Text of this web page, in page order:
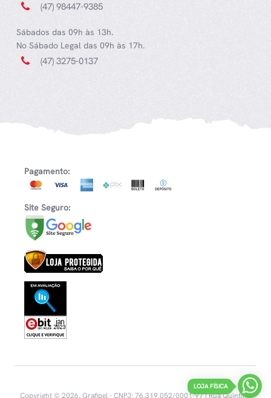
(47) 98447-9385
Sábados das 09h às 13h.
No Sábado Legal das 09h às 17h.
(47) 3275-0137
Pagamento:
Site Seguro:
Copyright © 2026, Grafipel - CNPJ: 76.319.052/0001-97 | Rua Quintino
LOJA FÍSICA